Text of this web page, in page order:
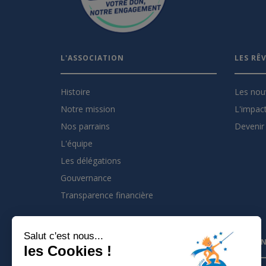
Salut c'est nous...
les Cookies !
L'ASSOCIATION
Histoire
Notre mission
Nos parrains
L'équipe
Les délégations
Gouvernance
Transparence financière
LES
Les
INSCRIVEZ VOUS À LA NEWSLETTER